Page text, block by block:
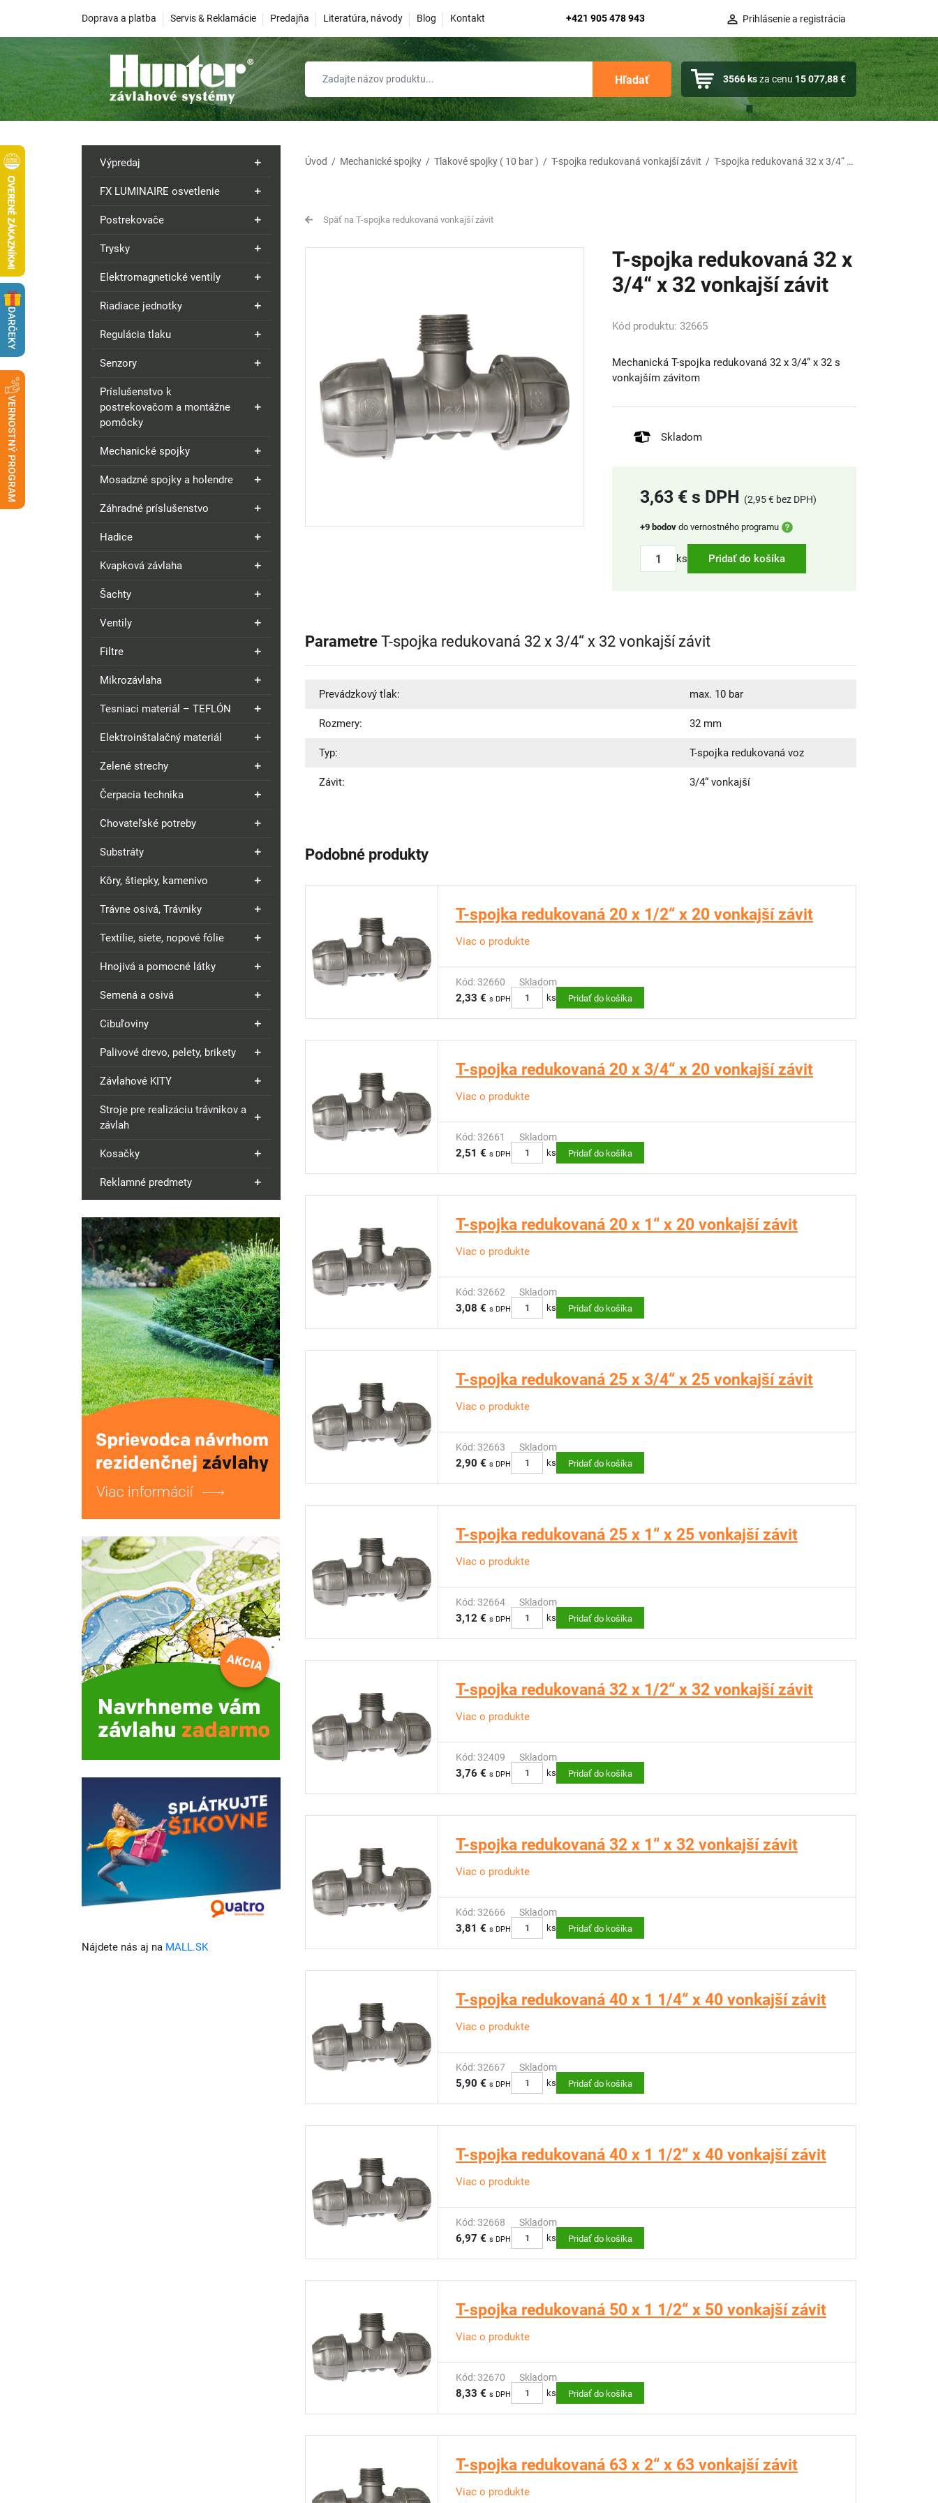
Doprava a platba Servis & Reklamácie Predajňa Literatúra, návody Blog Kontakt +421 905 478 943 Prihlásenie a registrácia
Hľadať 3566ksza cenu 15 077,88 €
Výpredaj
FX LUMINAIRE osvetlenie
Postrekovače
Trysky
Elektromagnetické ventily
Riadiace jednotky
Regulácia tlaku
Senzory
Príslušenstvo k
postrekovačom a montážne
pomôcky
Mechanické spojky
Mosadzné spojky a holendre
Záhradné príslušenstvo
Hadice
Kvapková závlaha
Šachty
Ventily
Filtre
Mikrozávlaha
Tesniaci materiál – TEFLÓN
Elektroinštalačný materiál
Zelené strechy
Čerpacia technika
Chovateľské potreby
Substráty
Kôry, štiepky, kamenivo
Trávne osivá, Trávniky
Textílie, siete, nopové fólie
Hnojivá a pomocné látky
Semená a osivá
Cibuľoviny
Palivové drevo, pelety, brikety
Závlahové KITY
Stroje pre realizáciu trávnikov a
závlah
Kosačky
Reklamné predmety
Nájdete nás aj na MALL.SK
Úvod / Mechanické spojky / Tlakové spojky ( 10 bar ) / T-spojka redukovaná vonkajší závit / T-spojka redukovaná 32 x 3/4“ x 32 vonkajší závit
Späť na T-spojka redukovaná vonkajší závit
T-spojka redukovaná 32 x
3/4“ x 32 vonkajší závit
Kód produktu: 32665
Mechanická T-spojka redukovaná 32 x 3/4“ x 32 s
vonkajším závitom
Skladom
3,63 € s DPH (2,95 € bez DPH)
+9 bodov do vernostného programu
ks Pridať do košíka
Parametre T-spojka redukovaná 32 x 3/4“ x 32 vonkajší závit
Prevádzkový tlak: max. 10 bar
Rozmery: 32 mm
Typ: T-spojka redukovaná voz
Závit: 3/4“ vonkajší
Podobné produkty
T-spojka redukovaná 20 x 1/2“ x 20 vonkajší závit
Viac o produkte
Kód: 32660 Skladom
2,33 € s DPH ks Pridať do košíka
T-spojka redukovaná 20 x 3/4“ x 20 vonkajší závit
Viac o produkte
Kód: 32661 Skladom
2,51 € s DPH ks Pridať do košíka
T-spojka redukovaná 20 x 1“ x 20 vonkajší závit
Viac o produkte
Kód: 32662 Skladom
3,08 € s DPH ks Pridať do košíka
T-spojka redukovaná 25 x 3/4“ x 25 vonkajší závit
Viac o produkte
Kód: 32663 Skladom
2,90 € s DPH ks Pridať do košíka
T-spojka redukovaná 25 x 1“ x 25 vonkajší závit
Viac o produkte
Kód: 32664 Skladom
3,12 € s DPH ks Pridať do košíka
T-spojka redukovaná 32 x 1/2“ x 32 vonkajší závit
Viac o produkte
Kód: 32409 Skladom
3,76 € s DPH ks Pridať do košíka
T-spojka redukovaná 32 x 1“ x 32 vonkajší závit
Viac o produkte
Kód: 32666 Skladom
3,81 € s DPH ks Pridať do košíka
T-spojka redukovaná 40 x 1 1/4“ x 40 vonkajší závit
Viac o produkte
Kód: 32667 Skladom
5,90 € s DPH ks Pridať do košíka
T-spojka redukovaná 40 x 1 1/2“ x 40 vonkajší závit
Viac o produkte
Kód: 32668 Skladom
6,97 € s DPH ks Pridať do košíka
T-spojka redukovaná 50 x 1 1/2“ x 50 vonkajší závit
Viac o produkte
Kód: 32670 Skladom
8,33 € s DPH ks Pridať do košíka
T-spojka redukovaná 63 x 2“ x 63 vonkajší závit
Viac o produkte
DARČEKY
VERNOSTNÝ PROGRAM